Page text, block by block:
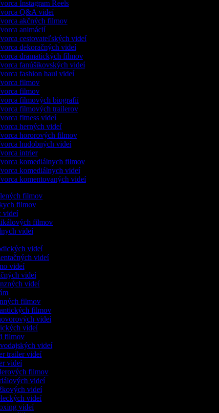
Instagram Reels
Q&A videí
akčných filmov
animácií
cestovateľských videí
dekoračných videí
dramatických filmov
fanúšikovských videí
fashion haul videí
filmov
filmov
filmových biografií
filmových trailerov
fitness videí
herných videí
hororových filmov
hudobných videí
intrier
komediálnych filmov
komediálnych videí
komentovaných videí
filmov
filmov
videí
filmov
videí
videí
videí
videí
videí
videí
filmov
filmov
videí
videí
filmov
videí
trailer videí
videí
filmov
videí
videí
videí
videí